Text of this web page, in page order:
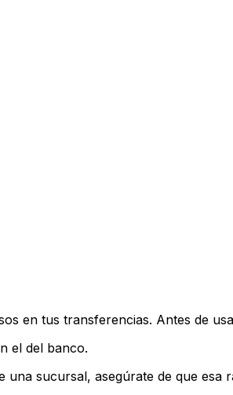
en tus transferencias. Antes de
el del banco.
una sucursal, asegúrate de que esa